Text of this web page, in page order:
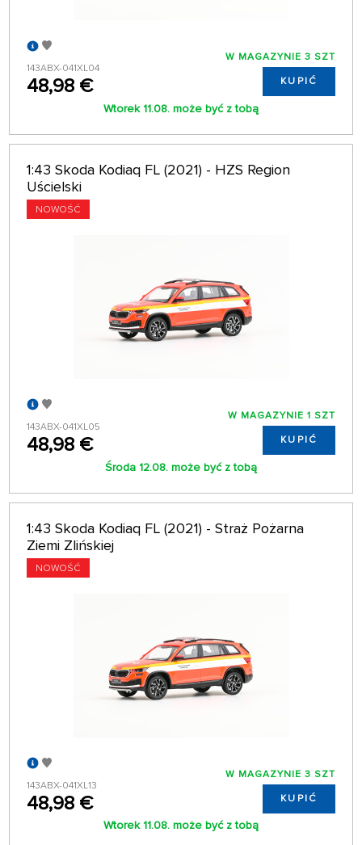
143ABX-041XL04
48,98 €
W MAGAZYNIE 3 SZT
KUPIĆ
Wtorek 11.08. może być z tobą
1:43 Skoda Kodiaq FL (2021) - HZS Region
Uścielski
NOWOŚĆ
143ABX-041XL05
48,98 €
W MAGAZYNIE 1 SZT
KUPIĆ
Środa 12.08. może być z tobą
1:43 Skoda Kodiaq FL (2021) - Straż Pożarna
Ziemi Zlińskiej
NOWOŚĆ
143ABX-041XL13
48,98 €
W MAGAZYNIE 3 SZT
KUPIĆ
Wtorek 11.08. może być z tobą